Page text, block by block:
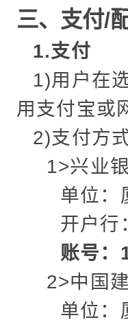
三、支付/
1.支付
1)用户在
用支付宝或
2)支付方
1>兴业
单位：
开户行
账号
2>中国
单位：